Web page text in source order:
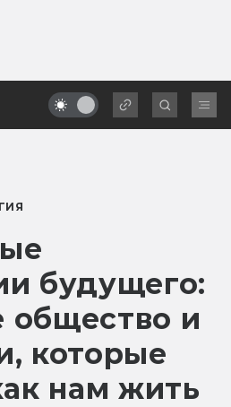
будущего:
общество и
которые
нам жить